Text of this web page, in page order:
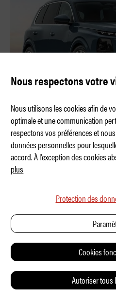
Jet d'affaires ou gros 4x4
Nous respectons votre
Nous utilisons les cookies afin de
optimale et une communication
respectons vos préférences et
données personnelles pour
accord. À l'exception des cookies
plus
Protection des
Cookies
Autoriser tous